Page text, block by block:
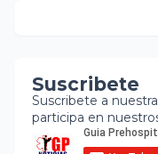
Suscribete
Suscribete a
participa en